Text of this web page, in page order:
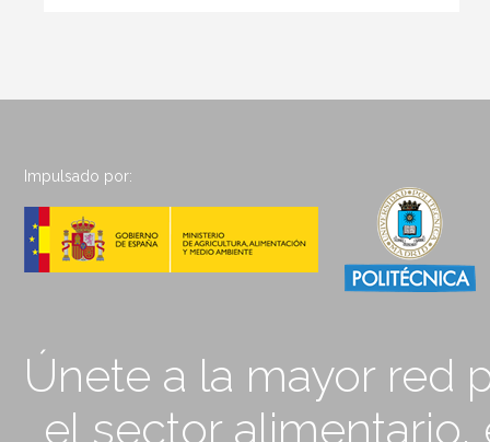
Impulsado por:
Únete a la mayor red
el sector